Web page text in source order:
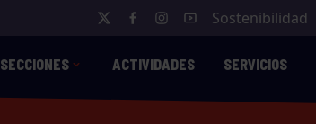
Sostenibilidad
SECCIONES ACTIVIDADES SERVICIOS